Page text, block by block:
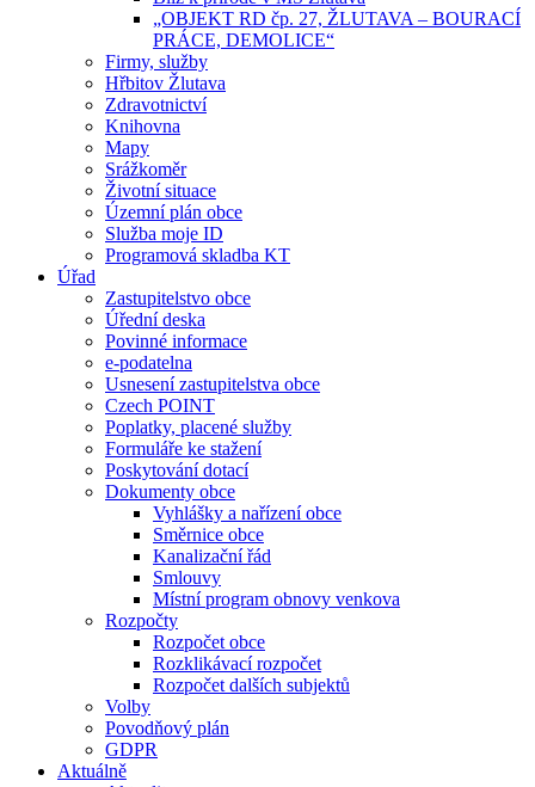
„OBJEKT RD čp. 27, ŽLUTAVA – BOURACÍ
PRÁCE, DEMOLICE“
Firmy, služby
Hřbitov Žlutava
Zdravotnictví
Knihovna
Mapy
Srážkoměr
Životní situace
Územní plán obce
Služba moje ID
Programová skladba KT
Úřad
Zastupitelstvo obce
Úřední deska
Povinné informace
e-podatelna
Usnesení zastupitelstva obce
Czech POINT
Poplatky, placené služby
Formuláře ke stažení
Poskytování dotací
Dokumenty obce
Vyhlášky a nařízení obce
Směrnice obce
Kanalizační řád
Smlouvy
Místní program obnovy venkova
Rozpočty
Rozpočet obce
Rozklikávací rozpočet
Rozpočet dalších subjektů
Volby
Povodňový plán
GDPR
Aktuálně